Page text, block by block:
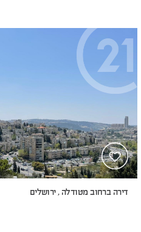
דירה ברחוב מטודלה , ירושלים